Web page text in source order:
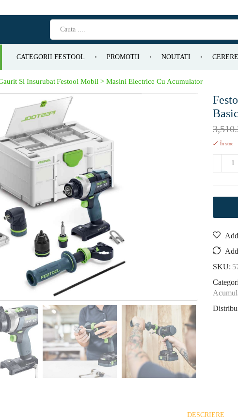
CATEGORII FESTOOL PROMOTII NOUTATI
Si Insurubat|Festool Mobil > Masini Electrice Cu Acumulator
În stoc
SKU:
DESCRIERE